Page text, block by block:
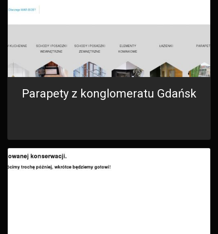
Parapety z konglomeratu Gdańsk